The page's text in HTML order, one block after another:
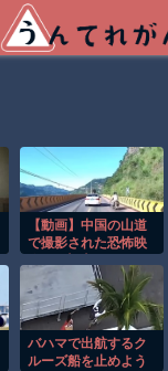
【動画】中国の山道
で撮影された恐怖映
バハマで出航するク
ルーズ船を止めよう